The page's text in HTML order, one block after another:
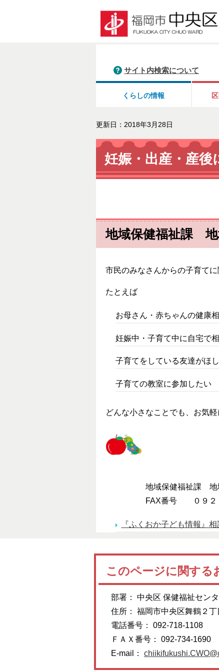
サイト内検索について
くらしの情報
更新日：2018年3月28日
妊娠・出産・産後
地域保健福祉課 地
市民のみなさんからの子育て
たとえば
お母さん・赤ちゃんの健康
妊娠中・子育て中に自宅で
子育てをしている友達がほ
子育ての教室に参加した
どんな小さなことでも、お気軽
地域保健福祉課 地域保
FAX番号 ０９２－７
『ふくおか子ども情報』
このページに関する
部署： 中央区 保健福祉セン
住所： 福岡市中央区舞鶴２
電話番号： 092-718-1108
ＦＡＸ番号： 092-734-1690
E-mail：